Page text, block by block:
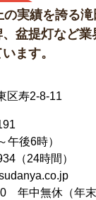
実績を誇る滝
盆提灯など業
ます。
区寿2-8-11
午後6時）
（24時間）
年中無休（年